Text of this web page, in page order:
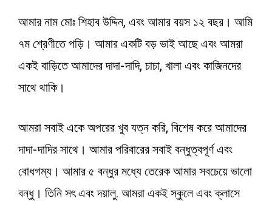
আমার নাম মোঃ শিহাব উদ্দিন, এবং আমার বয়স ১২ বছর। আমি
৭ম শ্রেণীতে পড়ি। আমার একটি বড় ভাই আছে এবং আমরা
একই বাড়িতে আমাদের দাদা-দাদি, চাচা, খালা এবং কাজিনদের
সাথে থাকি।
আমরা সবাই একে অপরের খুব যত্ন করি, বিশেষ করে আমাদের
দাদা-দাদির সাথে। আমার পরিবারের সবাই বন্ধুত্বপূর্ণ এবং
বোধগম্য। আমার ৫ বন্ধুর মধ্যে তেরেক আমার সবচেয়ে ভালো
বন্ধু। তিনি সৎ এবং দয়ালু. আমরা একই স্কুলে এবং ক্লাসে